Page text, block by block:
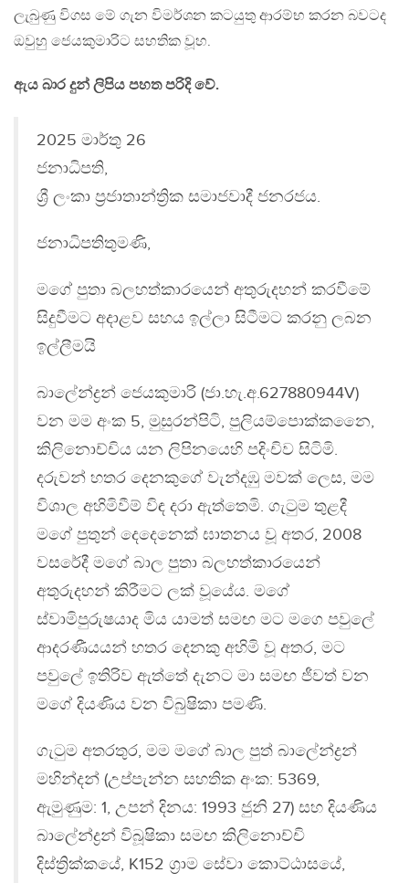
ලැබුණු විගස මේ ගැන විමර්ශන කටයුතු ආරම්භ කරන බවටද
ඔවුහු ජෙයකුමාරිට සහතික වූහ.
ඇය බාර දුන් ලිපිය පහත පරිදි වේ.
2025 මාර්තු 26
ජනාධිපති,
ශ්‍රී ලංකා ප්‍රජාතාන්ත්‍රික සමාජවාදී ජනරජය.
ජනාධිපතිතුමණි,
මගේ පුතා බලහත්කාරයෙන් අතුරුදහන් කරවීමේ
සිදුවීමට අදාළව සහය ඉල්ලා සිටීමට කරනු ලබන
ඉල්ලීමයි
බාලේන්ද්‍රන් ජෙයකුමාරි (ජා.හැ.අ.627880944V)
වන මම අංක 5, මුසුරන්පිටි, පුලියම්පොක්කනෛ,
කිලිනොච්චිය යන ලිපිනයෙහි පදිංචිව සිටිමි.
දරුවන් හතර දෙනකුගේ වැන්දඹු මවක් ලෙස, මම
විශාල අහිමිවීම් විඳ දරා ඇත්තෙමි. ගැටුම තුළදී
මගේ පුතුන් දෙදෙනෙක් ඝාතනය වූ අතර, 2008
වසරේදී මගේ බාල පුතා බලහත්කාරයෙන්
අතුරුදහන් කිරීමට ලක් වූයේය. මගේ
ස්වාමිපුරුෂයාද මිය යාමත් සමඟ මට මගෙ පවුලේ
ආදරණීයයන් හතර දෙනකු අහිමි වූ අතර, මට
පවුලේ ඉතිරිව ඇත්තේ දැනට මා සමඟ ජීවත් වන
මගේ දියණිය වන විබුෂිකා පමණි.
ගැටුම අතරතුර, මම මගේ බාල පුත් බාලේන්ද්‍රන්
මහින්දන් (උප්පැන්න සහතික අංක: 5369,
ඇමුණුම: 1, උපන් දිනය: 1993 ජුනි 27) සහ දියණිය
බාලේන්ද්‍රන් විබූෂිකා සමඟ කිලිනොච්චි
දිස්ත්‍රික්කයේ, K152 ග්‍රාම සේවා කොට්ඨාසයේ,